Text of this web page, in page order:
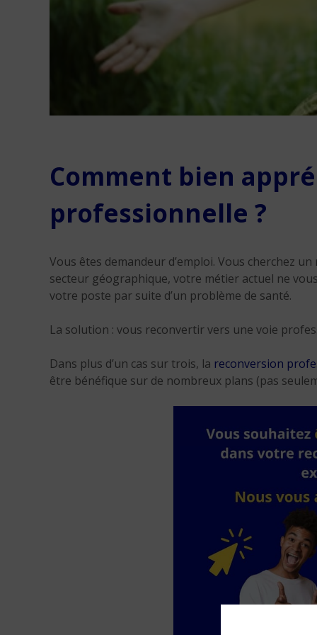
Comment bien
professionnelle ?
Vous êtes demandeur d’emploi. Vous cherchez
secteur géographique, votre métier actuel ne
votre poste par suite d’un problème de santé.
La solution : vous reconvertir vers une voie
Dans plus d’un cas sur trois, la reconversion
être bénéfique sur de nombreux plans (pas